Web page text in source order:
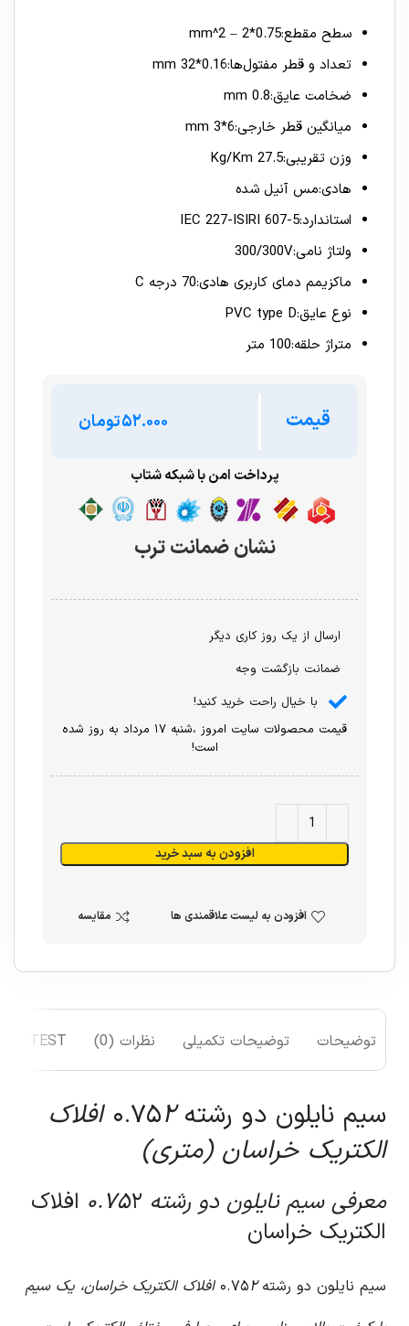
سطح مقطع:0.75*2 – mm^2
تعداد و قطر مفتول‌ها:0.16*32 mm
ضخامت عایق:0.8 mm
میانگین قطر خارجی:6*3 mm
وزن تقریبی:27.5 Kg/Km
هادی:مس آنیل شده
استاندارد:IEC 227-ISIRI 607-5
ولتاژ نامی:300/300V
ماکزیمم دمای کاربری هادی:70 درجه C
نوع عایق:PVC type D
متراژ حلقه:100 متر
قیمت تومان
پرداخت امن با شبکه شتاب
نشان ضمانت ترب
ارسال از یک روز کاری دیگر
ضمانت بازگشت وجه
با خیال راحت خرید کنید!
قیمت محصولات سایت امروز ،شنبه ۱۷ مرداد به روز شده
است!
افزودن به سبد خرید
افزودن به لیست علاقمندی ها مقایسه
توضیحات توضیحات تکمیلی نظرات (0) TEST
سیم نایلون دو رشته ۰.۷۵
۲ افلاک
الکتریک خراسان (متری)
معرفی سیم نایلون دو رشته ۰.۷۵
۲ افلاک
الکتریک خراسان
سیم نایلون دو رشته ۰.۷۵
۲ افلاک الکتریک خراسان، یک سیم